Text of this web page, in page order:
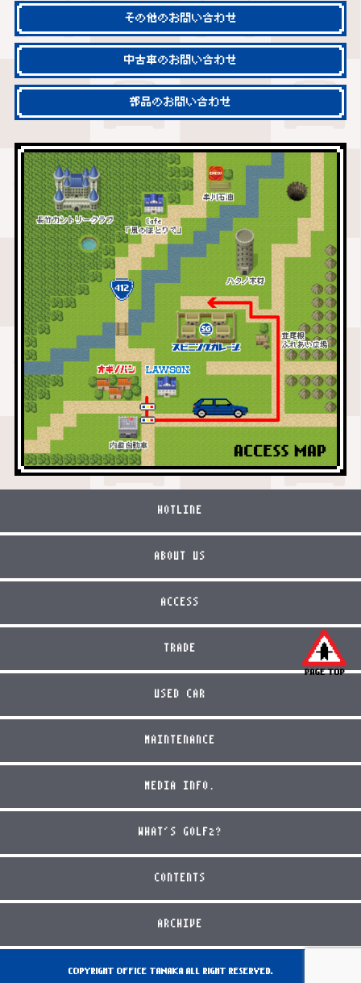
その他のお問い合わせ
中古車のお問い合わせ
部品のお問い合わせ
HOTLINE
ABOUT US
ACCESS
TRADE
USED CAR
MAINTENANCE
MEDIA INFO.
WHAT'S GOLF2?
CONTENTS
ARCHIVE
COPYRIGHT OFFICE TANAKA ALL RIGHT RESERVED.